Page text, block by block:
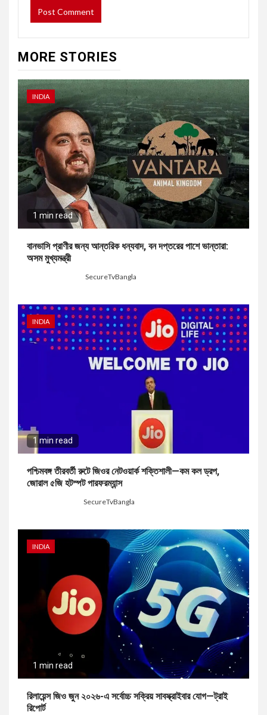
MORE STORIES
INDIA
1 min read
বানভাসি প্রাণীর জন্য আন্তরিক ধন্যবাদ, বন দপ্তরের পাশে ভান্তারা:
অসম মুখ্যমন্ত্রী
SecureTvBangla
INDIA
1 min read
পশ্চিমবঙ্গ তীরবর্তী রুটে জিওর নেটওয়ার্ক শক্তিশালী—কম কল ড্রপ,
জোরাল ৫জি হটস্পট পারফরম্যান্স
SecureTvBangla
INDIA
1 min read
রিলায়েন্স জিও জুন ২০২৬-এ সর্বোচ্চ সক্রিয় সাবস্ক্রাইবার যোগ—ট্রাই
রিপোর্ট